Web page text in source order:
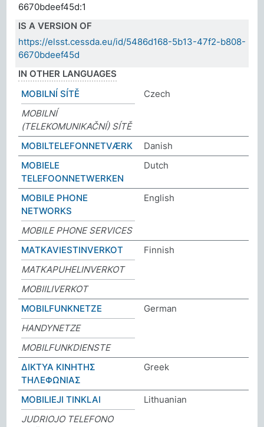
6670bdeef45d:1
IS A VERSION OF
https://elsst.cessda.eu/id/5486d168-5b13-47f2-b808-
6670bdeef45d
IN OTHER LANGUAGES
MOBILNÍ SÍTĚ
Czech
MOBILNÍ
(TELEKOMUNIKAČNÍ) SÍTĚ
MOBILTELEFONNETVÆRK
Danish
MOBIELE
TELEFOONNETWERKEN
Dutch
MOBILE PHONE
NETWORKS
English
MOBILE PHONE SERVICES
MATKAVIESTINVERKOT
Finnish
MATKAPUHELINVERKOT
MOBIILIVERKOT
MOBILFUNKNETZE
German
HANDYNETZE
MOBILFUNKDIENSTE
ΔΙΚΤΥΑ ΚΙΝΗΤΗΣ
ΤΗΛΕΦΩΝΙΑΣ
Greek
MOBILIEJI TINKLAI
Lithuanian
JUDRIOJO TELEFONO